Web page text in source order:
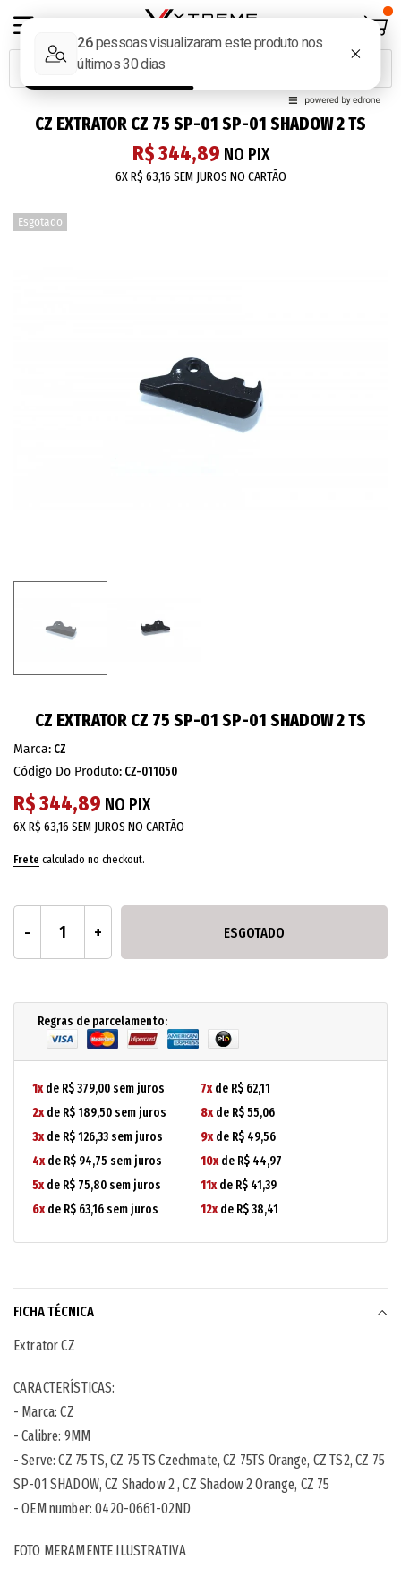
CZ EXTRATOR CZ 75 SP-01 SP-01 SHADOW 2 TS
R$ 344,89 NO PIX
6XR$ 63,16 SEM JUROS NO CARTÃO
Esgotado
CZ EXTRATOR CZ 75 SP-01 SP-01 SHADOW 2 TS
Marca: CZ
Código Do Produto: CZ-011050
R$ 344,89 NO PIX
6XR$ 63,16 SEM JUROS NO CARTÃO
Frete calculado no checkout.
ESGOTADO
Regras de parcelamento:
1xde R$ 379,00 sem juros
2xde R$ 189,50 sem juros
3xde R$ 126,33 sem juros
4xde R$ 94,75 sem juros
5xde R$ 75,80 sem juros
6xde R$ 63,16 sem juros
7xde R$ 62,11
8xde R$ 55,06
9xde R$ 49,56
10xde R$ 44,97
11xde R$ 41,39
12xde R$ 38,41
FICHA TÉCNICA
Extrator CZ
CARACTERÍSTICAS:
- Marca: CZ
- Calibre: 9MM
- Serve: CZ 75 TS, CZ 75 TS Czechmate, CZ 75TS Orange, CZ TS2, CZ 75
SP-01 SHADOW, CZ Shadow 2 , CZ Shadow 2 Orange, CZ 75
- OEM number: 0420-0661-02ND
FOTO MERAMENTE ILUSTRATIVA